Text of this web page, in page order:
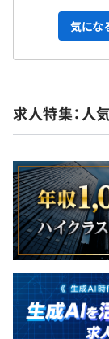
気にな
求人特集：人